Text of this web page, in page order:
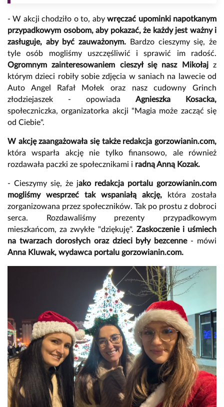
- W akcji chodziło o to, abywręczać upominki napotkanym
przypadkowym osobom, aby pokazać, że każdy jest ważny i
zasługuje, aby być zauważonym.
Bardzo cieszymy się, że
tyle osób mogliśmy uszczęśliwić i sprawić im radość.
Ogromnym zainteresowaniem cieszył się nasz Mikołajz
którym dzieci robiły sobie zdjęcia w saniach na lawecie od
Auto Angel Rafał Mołek oraz nasz cudowny Grinch
złodziejaszek - opowiada Agnieszka Kosacka,
społeczniczka, organizatorka akcji "Magia może zacząć się
od Ciebie".
W akcję zaangażowała się także redakcja gorzowianin.com,
która wsparła akcję nie tylko finansowo, ale również
rozdawała paczki ze społecznikami i radną Anną Kozak.
- Cieszymy się, że jako redakcja portalu gorzowianin.com
mogliśmy wesprzeć tak wspaniałą akcję, która została
zorganizowana przez społeczników. Tak po prostu z dobroci
serca. Rozdawaliśmy prezenty przypadkowym
mieszkańcom, za zwykłe "dziękuję". Zaskoczenie i uśmiech
na twarzach dorosłych oraz dzieci były bezcenne - mówi
Anna Kluwak, wydawca portalu gorzowianin.com.